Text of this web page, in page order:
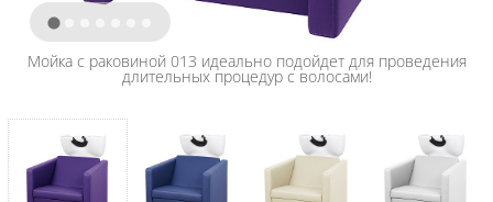
Мойка с раковиной 013 идеально подойдет для проведения
длительных процедур с волосами!